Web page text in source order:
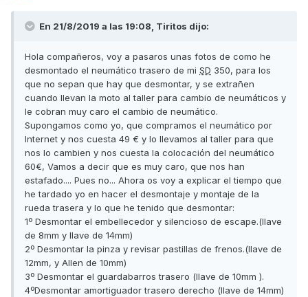
En 21/8/2019 a las 19:08, Tiritos dijo:
Hola compañeros, voy a pasaros unas fotos de como he
desmontado el neumático trasero de mi SD 350, para los
que no sepan que hay que desmontar, y se extrañen
cuando llevan la moto al taller para cambio de neumáticos y
le cobran muy caro el cambio de neumático.
Supongamos como yo, que compramos el neumático por
Internet y nos cuesta 49 € y lo llevamos al taller para que
nos lo cambien y nos cuesta la colocación del neumático
60€, Vamos a decir que es muy caro, que nos han
estafado.... Pues no... Ahora os voy a explicar el tiempo que
he tardado yo en hacer el desmontaje y montaje de la
rueda trasera y lo que he tenido que desmontar:
1º Desmontar el embellecedor y silencioso de escape.(llave
de 8mm y llave de 14mm)
2º Desmontar la pinza y revisar pastillas de frenos.(llave de
12mm, y Allen de 10mm)
3º Desmontar el guardabarros trasero (llave de 10mm ).
4ºDesmontar amortiguador trasero derecho (llave de 14mm)